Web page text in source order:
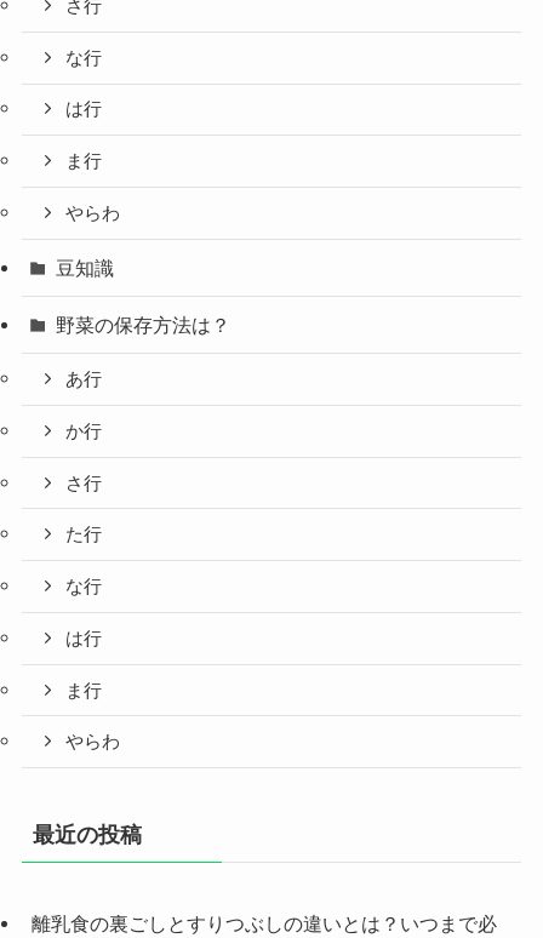
さ行
な行
は行
ま行
やらわ
豆知識
野菜の保存方法は？
あ行
か行
さ行
た行
な行
は行
ま行
やらわ
最近の投稿
離乳食の裏ごしとすりつぶしの違いとは？いつまで必